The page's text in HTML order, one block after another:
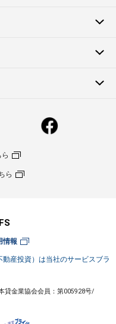
ら
情報
産投資）は当社のサービスブラ
貸金業協会会員：第005928号/